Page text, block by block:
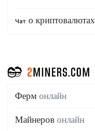
Чат о криптовалютах
Ферм онлайн
Майнеров онлайн